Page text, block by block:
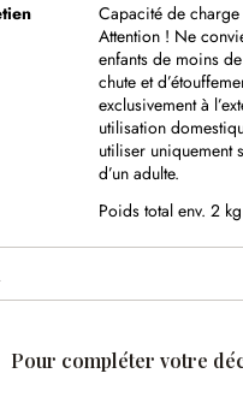
Capacité de
Attention ! Ne
enfants de moins
chute et
exclusivement à
utilisation
utiliser uniquement
d’un adulte.
Poids total env. 2 kg
Pour compléter votre